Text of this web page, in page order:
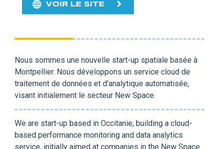
VOIR LE SITE
Nous sommes une nouvelle start-up spatiale basée à
Montpellier. Nous développons un service cloud de
traitement de données et d'analytique automatisée,
visant initialement le secteur New Space.
We are start-up based in Occitanie, building a cloud-
based performance monitoring and data analytics
service, initially aimed at companies in the New Space